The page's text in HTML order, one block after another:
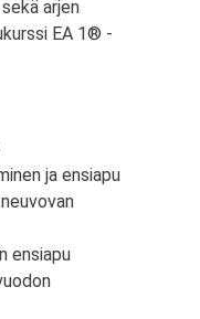
arjen
EA 1® -
ja ensiapu
ensiapu